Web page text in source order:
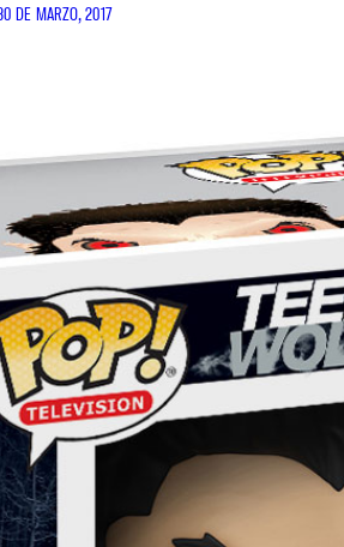
DE MARZO, 2017